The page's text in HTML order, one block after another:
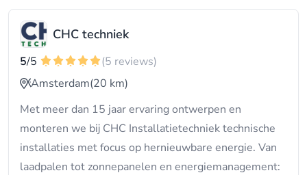
CHC techniek
5/5
(5 reviews)
Amsterdam(20 km)
Met meer dan 15 jaar ervaring ontwerpen en
monteren we bij CHC Installatietechniek technische
installaties met focus op hernieuwbare energie. Van
laadpalen tot zonnepanelen en energiemanagement: